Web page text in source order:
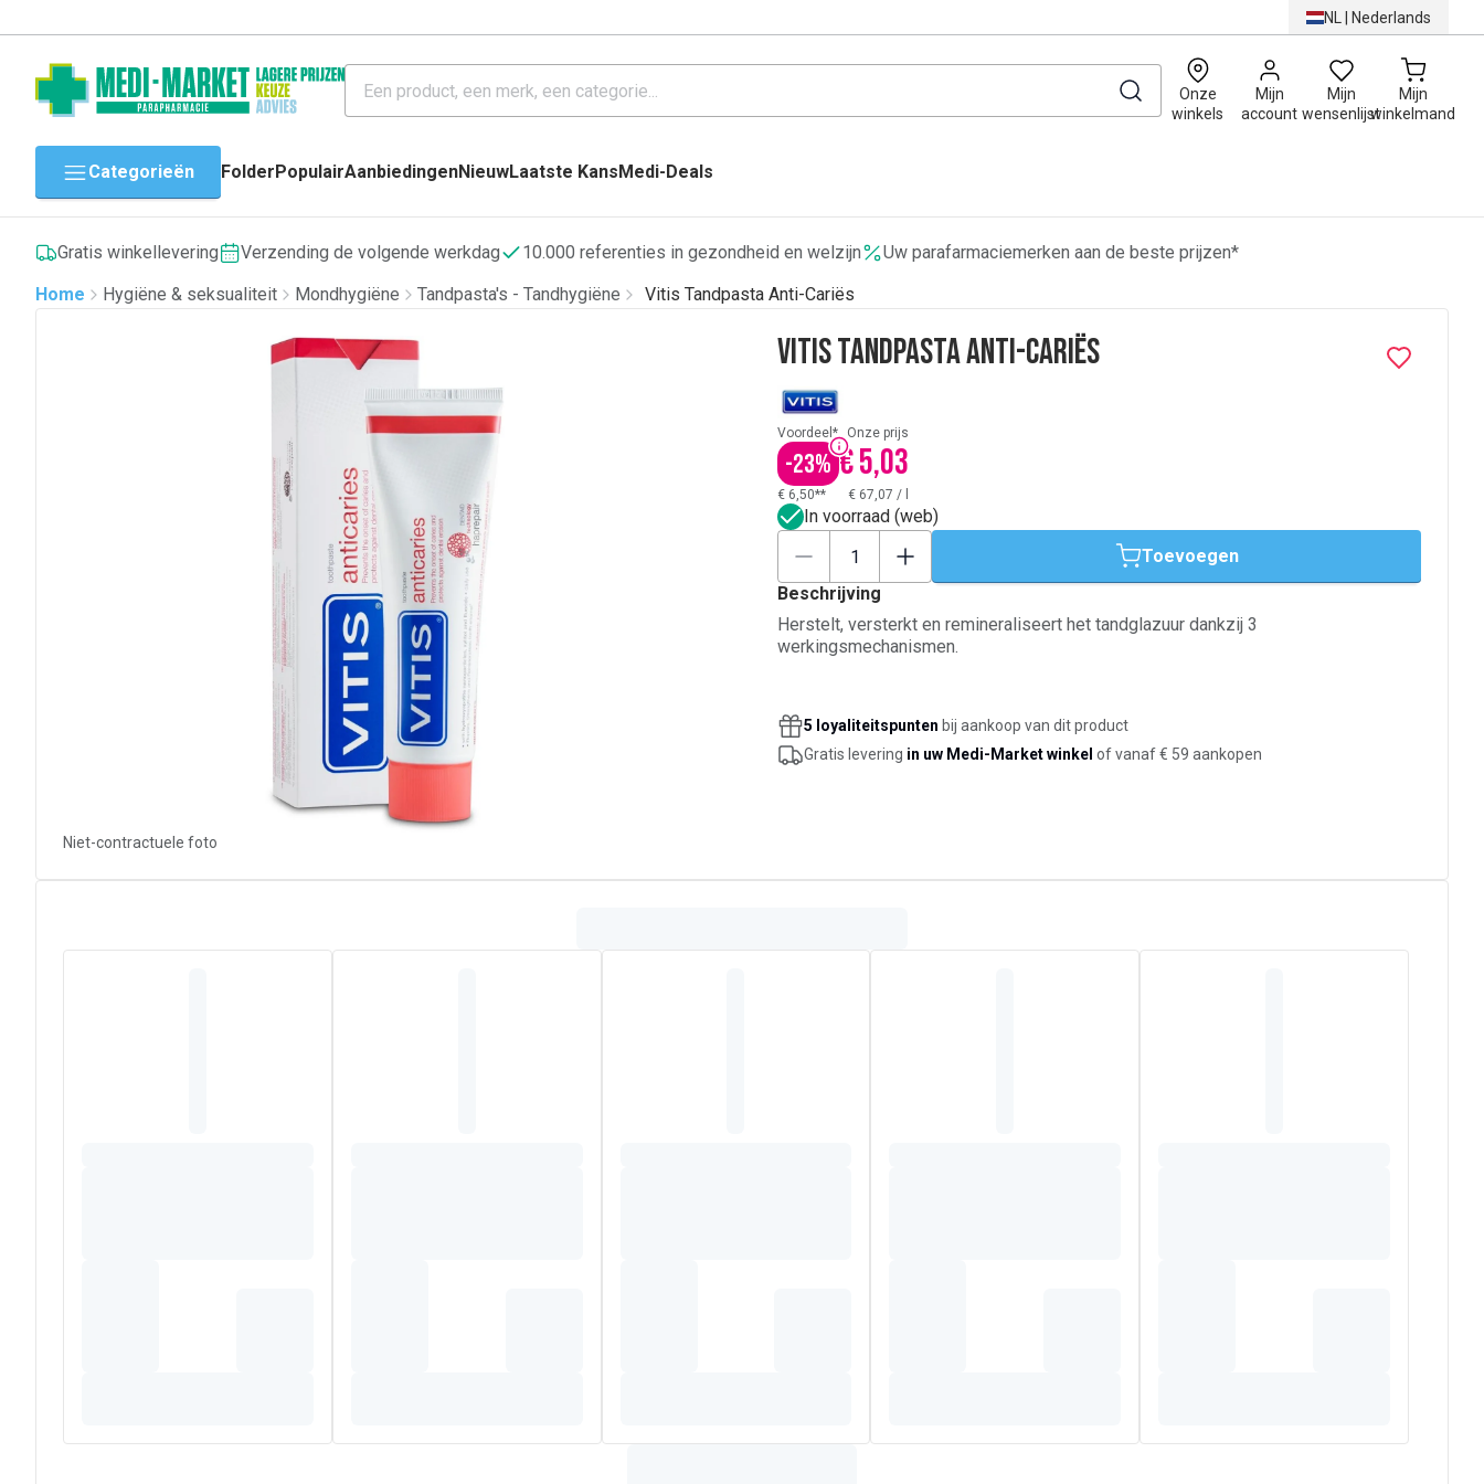
NL | Nederlands
Onze
winkels
Mijn
account
Mijn
wensenlijst
Mijn
winkelmand
0
Categorieën FolderPopulairAanbiedingenNieuwLaatste KansMedi-Deals
Gratis winkellevering Verzending de volgende werkdag 10.000 referenties in gezondheid en welzijn
Uw parafarmaciemerken aan de beste prijzen*
Home
Hygiëne & seksualiteit Mondhygiëne Tandpasta's - Tandhygiëne Vitis Tandpasta Anti-Cariës
Niet-contractuele foto
Vitis Tandpasta Anti-Cariës
Voordeel*
-23%
Onze prijs
€ 5,03
€ 6,50** € 67,07 /
In voorraad (web)
Toevoegen
Beschrijving
Herstelt, versterkt en remineraliseert het tandglazuur dankzij 3
werkingsmechanismen.
5 loyaliteitspunten bij aankoop van dit product
Gratis levering in uw Medi-Market winkel of vanaf € 59 aankopen